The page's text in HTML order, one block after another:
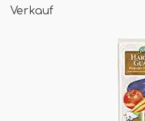
Verkauf